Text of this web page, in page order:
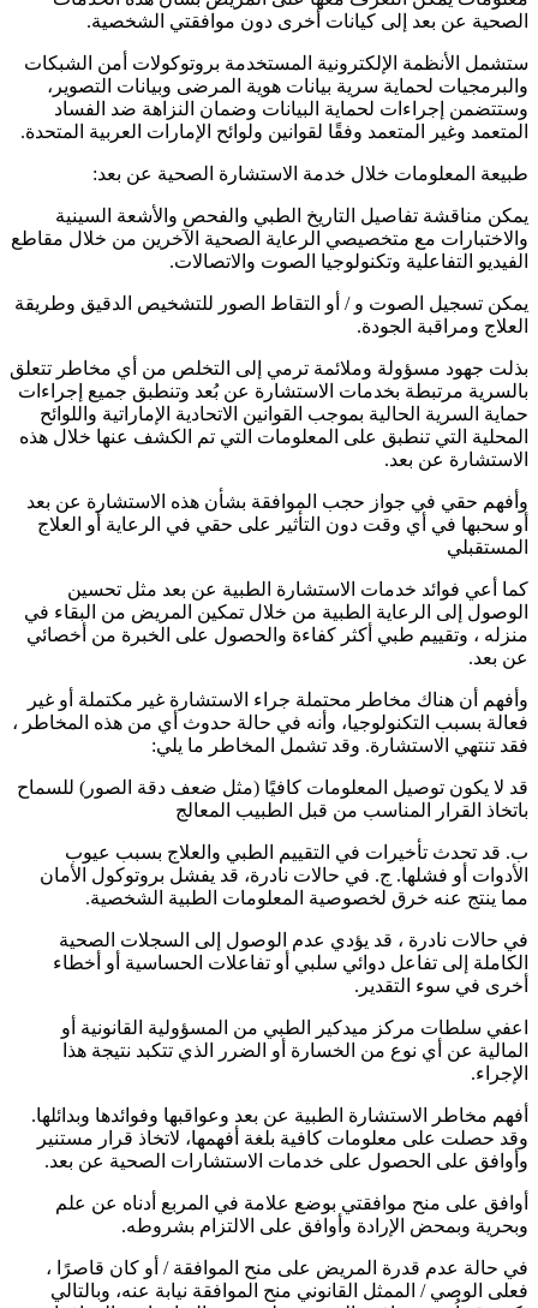
الصحية عن بعد إلى كيانات أخرى دون موافقتي الشخصية.
ستشمل الأنظمة الإلكترونية المستخدمة بروتوكولات أمن الشبكات
والبرمجيات لحماية سرية بيانات هوية المرضى وبيانات التصوير،
وستتضمن إجراءات لحماية البيانات وضمان النزاهة ضد الفساد
المتعمد وغير المتعمد وفقًا لقوانين ولوائح الإمارات العربية المتحدة.
طبيعة المعلومات خلال خدمة الاستشارة الصحية عن بعد:
يمكن مناقشة تفاصيل التاريخ الطبي والفحص والأشعة السينية
والاختبارات مع متخصيصي الرعاية الصحية الآخرين من خلال مقاطع
الفيديو التفاعلية وتكنولوجيا الصوت والاتصالات.
يمكن تسجيل الصوت و / أو التقاط الصور للتشخيص الدقيق وطريقة
العلاج ومراقبة الجودة.
بذلت جهود مسؤولة وملائمة ترمي إلى التخلص من أي مخاطر تتعلق
بالسرية مرتبطة بخدمات الاستشارة عن بُعد وتنطبق جميع إجراءات
حماية السرية الحالية بموجب القوانين الاتحادية الإماراتية واللوائح
المحلية التي تنطبق على المعلومات التي تم الكشف عنها خلال هذه
الاستشارة عن بعد.
وأفهم حقي في جواز حجب الموافقة بشأن هذه الاستشارة عن بعد
أو سحبها في أي وقت دون التأثير على حقي في الرعاية أو العلاج
المستقبلي
كما أعي فوائد خدمات الاستشارة الطبية عن بعد مثل تحسين
الوصول إلى الرعاية الطبية من خلال تمكين المريض من البقاء في
منزله ، وتقييم طبي أكثر كفاءة والحصول على الخبرة من أخصائي
عن بعد.
وأفهم أن هناك مخاطر محتملة جراء الاستشارة غير مكتملة أو غير
فعالة بسبب التكنولوجيا، وأنه في حالة حدوث أي من هذه المخاطر ،
فقد تنتهي الاستشارة. وقد تشمل المخاطر ما يلي:
قد لا يكون توصيل المعلومات كافيًا (مثل ضعف دقة الصور) للسماح
باتخاذ القرار المناسب من قبل الطبيب المعالج
ب. قد تحدث تأخيرات في التقييم الطبي والعلاج بسبب عيوب
الأدوات أو فشلها. ج. في حالات نادرة، قد يفشل بروتوكول الأمان
مما ينتج عنه خرق لخصوصية المعلومات الطبية الشخصية.
في حالات نادرة ، قد يؤدي عدم الوصول إلى السجلات الصحية
الكاملة إلى تفاعل دوائي سلبي أو تفاعلات الحساسية أو أخطاء
أخرى في سوء التقدير.
اعفي سلطات مركز ميدكير الطبي من المسؤولية القانونية أو
المالية عن أي نوع من الخسارة أو الضرر الذي تتكبد نتيجة هذا
الإجراء.
أفهم مخاطر الاستشارة الطبية عن بعد وعواقبها وفوائدها وبدائلها.
وقد حصلت على معلومات كافية بلغة أفهمها، لاتخاذ قرار مستنير
وأوافق على الحصول على خدمات الاستشارات الصحية عن بعد.
أوافق على منح موافقتي بوضع علامة في المربع أدناه عن علم
وبحرية وبمحض الإرادة وأوافق على الالتزام بشروطه.
في حالة عدم قدرة المريض على منح الموافقة / أو كان قاصرًا ،
فعلى الوصي / الممثل القانوني منح الموافقة نيابة عنه، وبالتالي